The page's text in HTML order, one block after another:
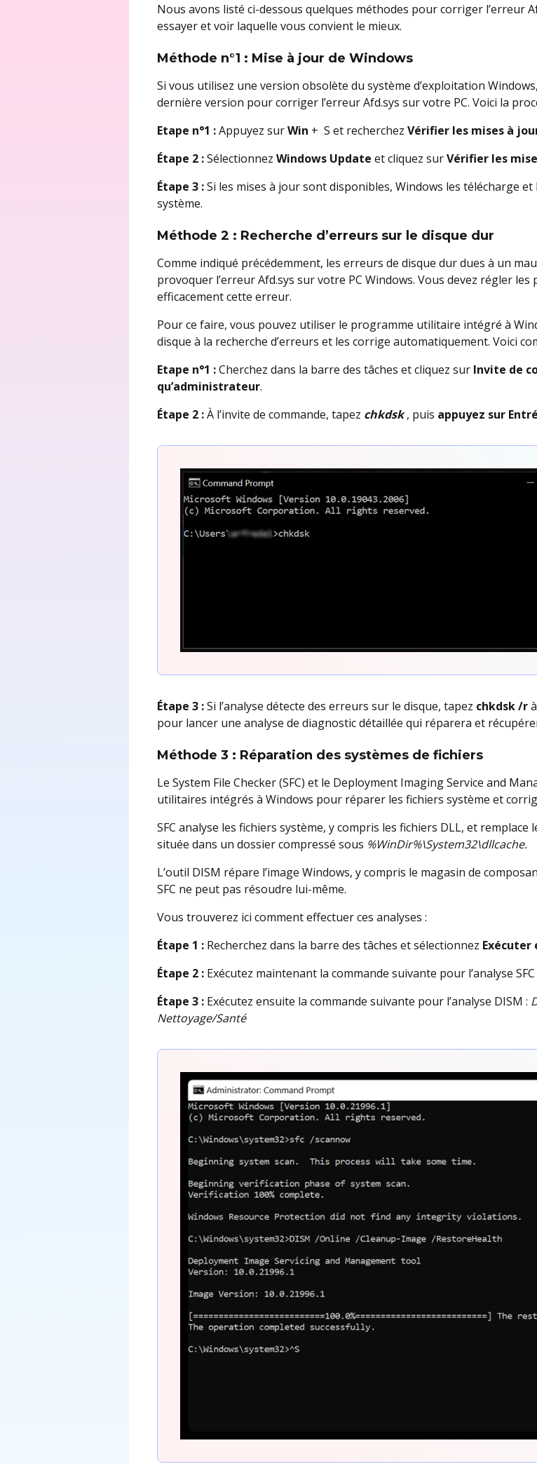
Nous avons listé ci-dessous quelques méthodes pour corriger l’erreur
essayer et voir laquelle vous convient le mieux.
Méthode n°1 : Mise à jour de Windows
Si vous utilisez une version obsolète du système d’exploitation
dernière version pour corriger l’erreur Afd.sys sur votre PC. Voici la
Etape n°1 :Appuyez surWin + S et recherchezVérifier les mises à
Étape 2 :SélectionnezWindows Updateet cliquez surVérifier les
Étape 3 :Si les mises à jour sont disponibles, Windows les télécharge
système.
Méthode 2 : Recherche d’erreurs sur le disque dur
Comme indiqué précédemment, les erreurs de disque dur dues à un
provoquer l’erreur Afd.sys sur votre PC Windows. Vous devez régler
efficacement cette erreur.
Pour ce faire, vous pouvez utiliser le programme utilitaire intégré à
disque à la recherche d’erreurs et les corrige automatiquement. Voici
Etape n°1 :Cherchez dans la barre des tâches et cliquez sur Invite de
qu’administrateur.
Étape 2 :À l’invite de commande, tapez chkdsk, puis appuyez sur
Étape 3 :Si l’analyse détecte des erreurs sur le disque, tapez chkdsk /r
pour lancer une analyse de diagnostic détaillée qui réparera et
Méthode 3 : Réparation des systèmes de fichiers
Le System File Checker (SFC) et le Deployment Imaging Service and
utilitaires intégrés à Windows pour réparer les fichiers système et
SFC analyse les fichiers système, y compris les fichiers DLL, et
située dans un dossier compressé sous %WinDir%\System32\dllcache.
L’outil DISM répare l’image Windows, y compris le magasin de
SFC ne peut pas résoudre lui-même.
Vous trouverez ici comment effectuer ces analyses :
Étape 1 : Recherchez dans la barre des tâches et sélectionnez
Étape 2 : Exécutez maintenant la commande suivante pour l’analyse SFC
Étape 3 : Exécutez ensuite la commande suivante pour l’analyse DISM :
Nettoyage/Santé